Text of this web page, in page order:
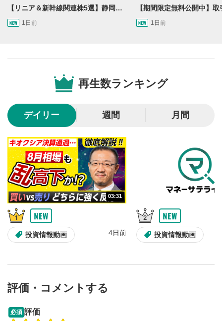
一時停止します。
2
再生/一時停止
動画を再生または一時停止します。
10秒戻し/10秒送り
10秒、動画を巻き戻し/早送りします。
シークバー
再生位置を示しています。再生したい位置をクリック
するとその位置から動画が再生されます。
6
画質/再生速度の設定
画質の選択/再生速度の変更ができます。
7
音量調整
スライダーを上下すると音量が調整できます。
8
全画面表示
【リニア＆新幹線関連株5選】静岡県知事の承認でリニア路線工事進展！北陸新幹線も「小浜・京都ルート」再決定！関連する注目の銘柄は？＜たけぞうNEWS＞
1日前 1日前
再生数ランキング
デイリー 週間 月間
03:31
投資情報動画 4日前 投資情報動画
評価・コメントする
必須 評価